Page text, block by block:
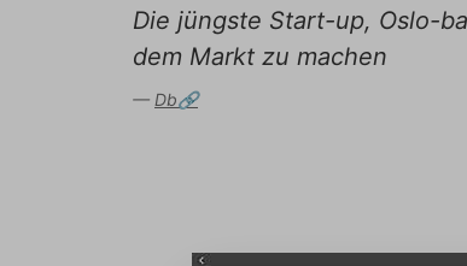
Die jüngste Start-up, Oslo-
dem Markt zu machen
Db